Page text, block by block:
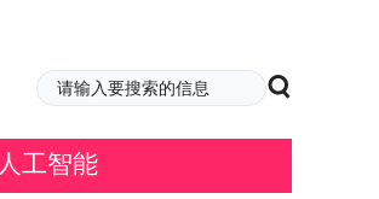
人工智能